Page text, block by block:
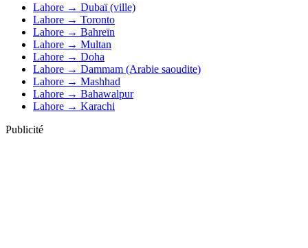
Lahore → Dubaï (ville)
Lahore → Toronto
Lahore → Bahreïn
Lahore → Multan
Lahore → Doha
Lahore → Dammam (Arabie saoudite)
Lahore → Mashhad
Lahore → Bahawalpur
Lahore → Karachi
Publicité